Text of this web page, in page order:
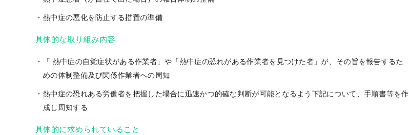
熱中症の悪化を防止する措置の準備
具体的な取り組み内容
「 熱中症の自覚症状がある作業者」や「熱中症の恐れがある作業者を見つけた者」が、その旨を報告するた
めの体制整備及び関係作業者への周知
熱中症の恐れある労働者を把握した場合に迅速かつ的確な判断が可能となるよう下記について、手順書等を作
成し周知する
具体的に求められていること